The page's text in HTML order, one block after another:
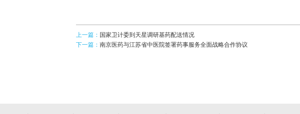
上一篇： 国家卫计委到天星调研基药配送情况
下一篇： 南京医药与江苏省中医院签署药事服务全面战略合作协议